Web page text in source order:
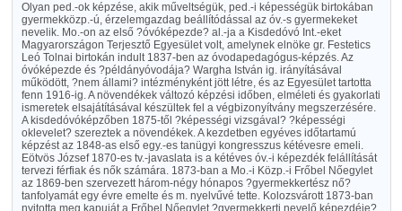
Olyan ped.-ok képzése, akik műveltségük, ped.-i képességük birtokában
gyermekközp.-ú, érzelemgazdag beállítódással az óv.-s gyermekeket
nevelik. Mo.-on az első ?óvóképezde? al.-ja a Kisdedóvó Int.-eket
Magyarországon Terjesztő Egyesület volt, amelynek elnöke gr. Festetics
Leó Tolnai birtokán indult 1837-ben az óvodapedagógus-képzés. Az
óvóképezde és ?példányóvodája? Wargha István ig. irányításával
működött, ?nem állami? intézményként jött létre, és az Egyesület tartotta
fenn 1916-ig. A növendékek változó képzési időben, elméleti és gyakorlati
ismeretek elsajátításával készültek fel a végbizonyítvány megszerzésére.
A kisdedóvóképzőben 1875-től ?képességi vizsgával? ?képességi
oklevelet? szereztek a növendékek. A kezdetben egyéves időtartamú
képzést az 1848-as első egy.-es tanügyi kongresszus kétévesre emeli.
Eötvös József 1870-es tv.-javaslata is a kétéves óv.-i képezdék felállítását
tervezi férfiak és nők számára. 1873-ban a Mo.-i Közp.-i Frőbel Nőegylet
az 1869-ben szervezett három-négy hónapos ?gyermekkertész nő?
tanfolyamát egy évre emelte és m. nyelvűvé tette. Kolozsvárott 1873-ban
nyitotta meg kapuját a Frőbel Nőegylet ?gyermekkerti nevelő képezdéje?.